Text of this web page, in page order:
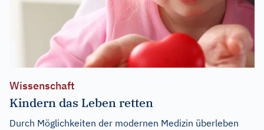
Wissenschaft
Kindern das Leben retten
Durch Möglichkeiten der modernen Medizin überleben